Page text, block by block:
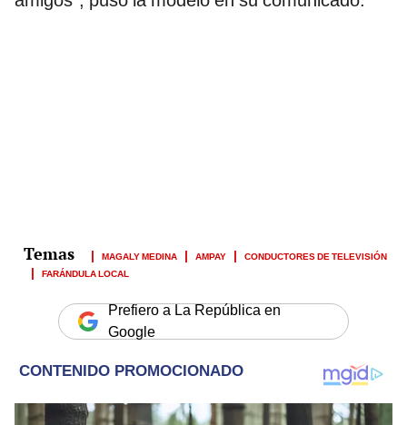
MAGALY MEDINA AMPAY
CONDUCTORES DE TELEVISIÓN
FARÁNDULA LOCAL
Prefiero a La República en
Google